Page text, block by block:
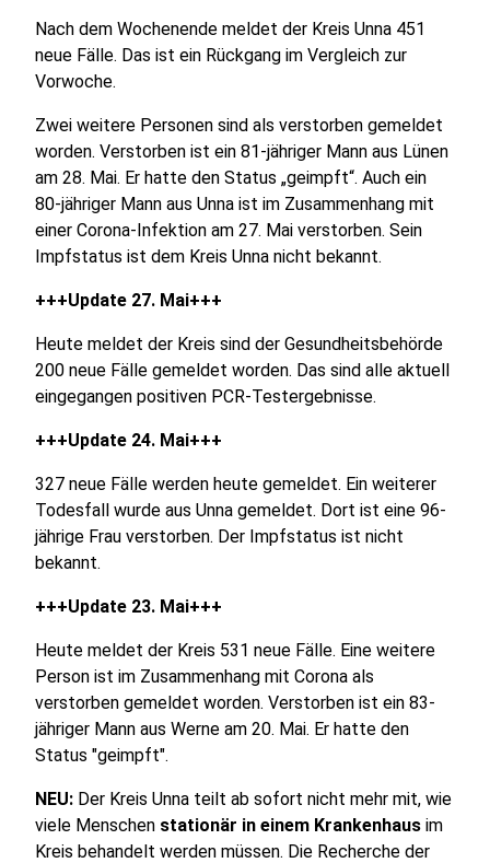
Nach dem Wochenende meldet der Kreis Unna 451
neue Fälle. Das ist ein Rückgang im Vergleich zur
Vorwoche.
Zwei weitere Personen sind als verstorben gemeldet
worden. Verstorben ist ein 81-jähriger Mann aus Lünen
am 28. Mai. Er hatte den Status „geimpft“. Auch ein
80-jähriger Mann aus Unna ist im Zusammenhang mit
einer Corona-Infektion am 27. Mai verstorben. Sein
Impfstatus ist dem Kreis Unna nicht bekannt.
+++Update 27. Mai+++
Heute meldet der Kreis sind der Gesundheitsbehörde
200 neue Fälle gemeldet worden. Das sind alle aktuell
eingegangen positiven PCR-Testergebnisse.
+++Update 24. Mai+++
327 neue Fälle werden heute gemeldet. Ein weiterer
Todesfall wurde aus Unna gemeldet. Dort ist eine 96-
jährige Frau verstorben. Der Impfstatus ist nicht
bekannt.
+++Update 23. Mai+++
Heute meldet der Kreis 531 neue Fälle. Eine weitere
Person ist im Zusammenhang mit Corona als
verstorben gemeldet worden. Verstorben ist ein 83-
jähriger Mann aus Werne am 20. Mai. Er hatte den
Status "geimpft".
NEU: Der Kreis Unna teilt ab sofort nicht mehr mit, wie
viele Menschen stationär in einem Krankenhaus im
Kreis behandelt werden müssen. Die Recherche der